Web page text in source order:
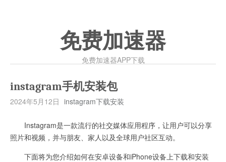
免费加速器
免费加速器APP下载
instagram手机安装包
2024年5月12日 instagram下载安装
Instagram是一款流行的社交媒体应用程序，让用户可以分享
照片和视频，并与朋友、家人以及全球用户社区互动。
下面将为您介绍如何在安卓设备和iPhone设备上下载和安装